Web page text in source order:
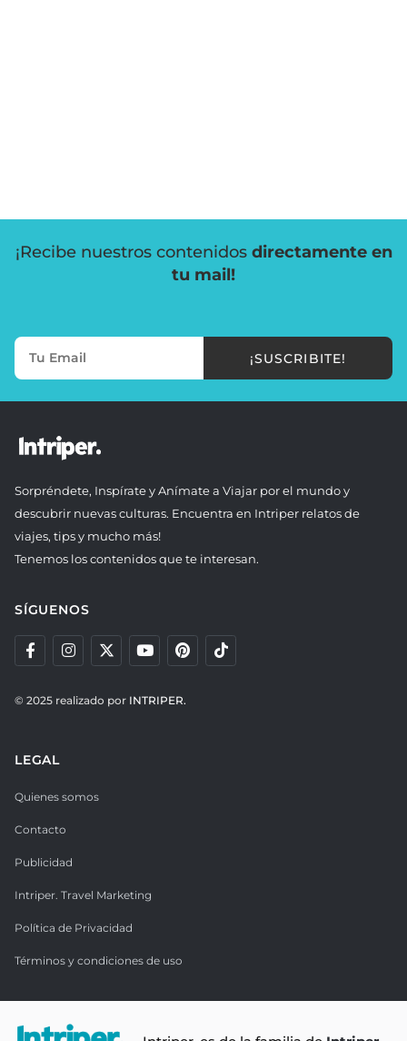
¡Recibe nuestros contenidos directamente en
tu mail!
¡SUSCRIBITE!
Sorpréndete, Inspírate y Anímate a Viajar por el mundo y
descubrir nuevas culturas. Encuentra en Intriper relatos de
viajes, tips y mucho más!
Tenemos los contenidos que te interesan.
SÍGUENOS
© 2025 realizado por INTRIPER.
LEGAL
Quienes somos
Contacto
Publicidad
Intriper. Travel Marketing
Política de Privacidad
Términos y condiciones de uso